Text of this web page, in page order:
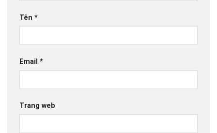
Tên *
Email *
Trang web